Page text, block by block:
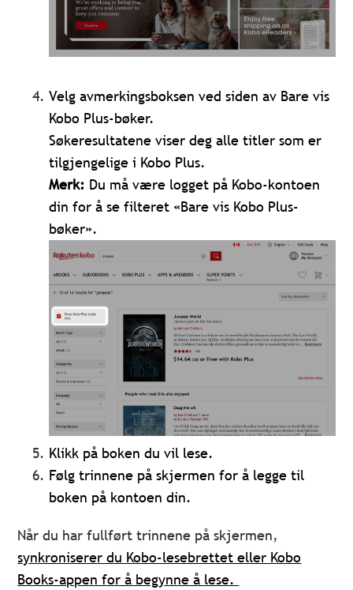
Velg avmerkingsboksen ved siden av Bare vis
Kobo Plus-bøker.
Søkeresultatene viser deg alle titler som er
tilgjengelige i Kobo Plus.
Merk: Du må være logget på Kobo-kontoen
din for å se filteret «Bare vis Kobo Plus-
bøker».
Klikk på boken du vil lese.
Følg trinnene på skjermen for å legge til
boken på kontoen din.
Når du har fullført trinnene på skjermen,
synkroniserer du Kobo-lesebrettet eller Kobo
Books-appen for å begynne å lese.